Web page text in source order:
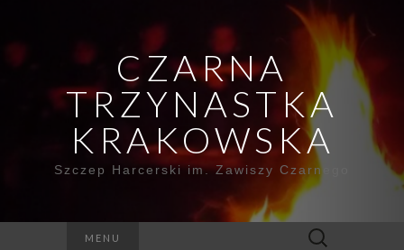
CZARNA
TRZYNASTKA
KRAKOWSKA
Szczep Harcerski im. Zawiszy Czarnego
MENU Szukaj: